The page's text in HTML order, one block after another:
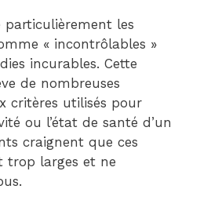
particulièrement les
« incontrôlables »
incurables. Cette
de nombreuses
critères utilisés pour
ou l’état de santé d’un
craignent que ces
trop larges et ne